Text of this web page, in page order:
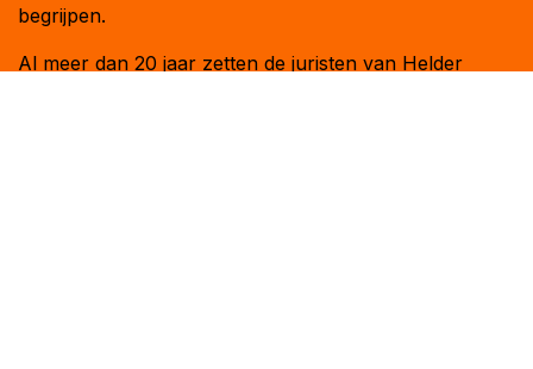
begrijpen.
Al meer dan 20 jaar zetten de juristen van Helder